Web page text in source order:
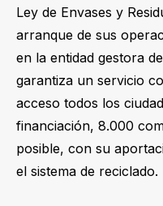
Ley de Envases y
arranque de sus
en la entidad gestora
garantiza un servicio
acceso todos los
financiación, 8.000
posible, con su
el sistema de reciclado.